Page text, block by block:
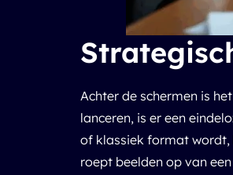
Achter de schermen is
lanceren, is er een
of klassiek format wordt,
roept beelden op van